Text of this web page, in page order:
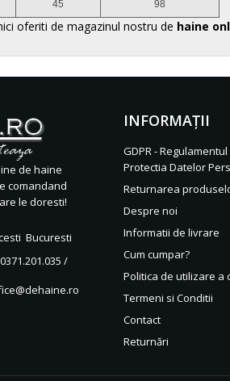
45 98
oferiti de magazinul nostru de haine
de haine
comandand
le doresti!
Bucuresti
0371.201.035 /
INFORMAŢII
GDPR -
Protectia Datelor
Returnarea
Despre noi
Informatii de livrare
Cum cumpar?
Politica de utilizare a
Termeni si Conditii
Contact
Returnări